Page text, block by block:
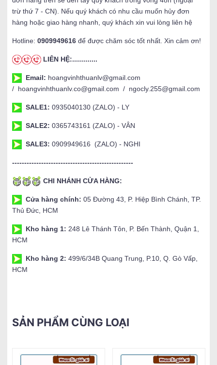
trừ thứ 7 - CN). Nếu quý khách có nhu cầu muốn hủy đơn
hàng hoặc giao hàng nhanh, quý khách xin vui lòng liên hệ
Hotline: 0909949616 để được chăm sóc tốt nhất. Xin cảm ơn!
LIÊN HỆ:.............
Email: hoangvinhthuanlv@gmail.com
/ hoangvinhthuanlv.co@gmail.com / ngocly.255@gmail.com
SALE1: 0935040130 (ZALO) - LY
SALE2: 0365743161 (ZALO) - VÂN
SALE3: 0909949616 (ZALO) - NGHI
--------------------------------------------------
CHI NHÁNH CỬA HÀNG:
Cửa hàng chính: 05 Đường 43, P. Hiệp Bình Chánh, TP.
Thủ Đức, HCM
Kho hàng 1: 248 Lê Thánh Tôn, P. Bến Thành, Quận 1,
HCM
Kho hàng 2: 499/6/34B Quang Trung, P.10, Q. Gò Vấp,
HCM
SẢN PHẨM CÙNG LOẠI